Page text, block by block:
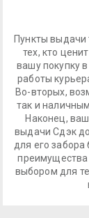
Пункты выдачи
тех, кто
вашу покупку
работы
Во-вторых,
так и
Наконец,
выдачи Сдэк
для его
выбором для